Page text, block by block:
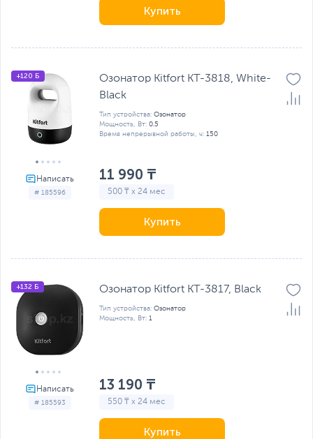
Купить
# 185596
+120 Б
Озонатор Kitfort KT-3818, White-
Black
Тип устройства: Озонатор
Мощность, Вт: 0.5
Время непрерывной работы, ч: 150
11 990 ₸
500 ₸ x 24 мес
Купить
# 185593
+132 Б Озонатор Kitfort KT-3817, Black
Тип устройства: Озонатор
Мощность, Вт: 1
13 190 ₸
550 ₸ x 24 мес
Купить